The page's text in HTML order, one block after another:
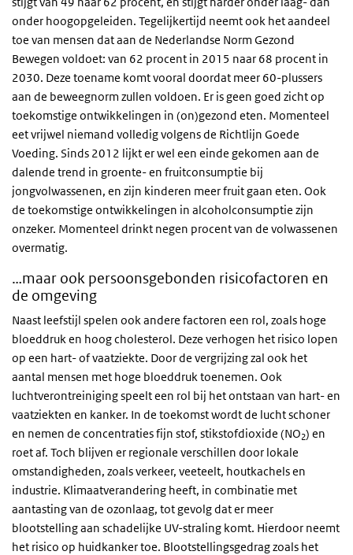
onder hoogopgeleiden. Tegelijkertijd neemt ook het aandeel
toe van mensen dat aan de Nederlandse Norm Gezond
Bewegen voldoet: van 62 procent in 2015 naar 68 procent in
2030. Deze toename komt vooral doordat meer 60-plussers
aan de beweegnorm zullen voldoen. Er is geen goed zicht op
toekomstige ontwikkelingen in (on)gezond eten. Momenteel
eet vrijwel niemand volledig volgens de Richtlijn Goede
Voeding. Sinds 2012 lijkt er wel een einde gekomen aan de
dalende trend in groente- en fruitconsumptie bij
jongvolwassenen, en zijn kinderen meer fruit gaan eten. Ook
de toekomstige ontwikkelingen in alcoholconsumptie zijn
onzeker. Momenteel drinkt negen procent van de volwassenen
overmatig.
…maar ook persoonsgebonden risicofactoren en
de omgeving
Naast leefstijl spelen ook andere factoren een rol, zoals hoge
bloeddruk en hoog cholesterol. Deze verhogen het risico lopen
op een hart- of vaatziekte. Door de vergrijzing zal ook het
aantal mensen met hoge bloeddruk toenemen. Ook
luchtverontreiniging speelt een rol bij het ontstaan van hart- en
vaatziekten en kanker. In de toekomst wordt de lucht schoner
en nemen de concentraties fijn stof, stikstofdioxide (NO2) en
roet af. Toch blijven er regionale verschillen door lokale
omstandigheden, zoals verkeer, veeteelt, houtkachels en
industrie. Klimaatverandering heeft, in combinatie met
aantasting van de ozonlaag, tot gevolg dat er meer
blootstelling aan schadelijke UV-straling komt. Hierdoor neemt
het risico op huidkanker toe. Blootstellingsgedrag zoals het